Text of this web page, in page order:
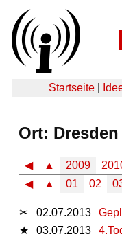
Startseite
Ort:
◀ ▲ 2009
◀
▲ 01 02
✂ 02.07.2013
★
03.07.2013